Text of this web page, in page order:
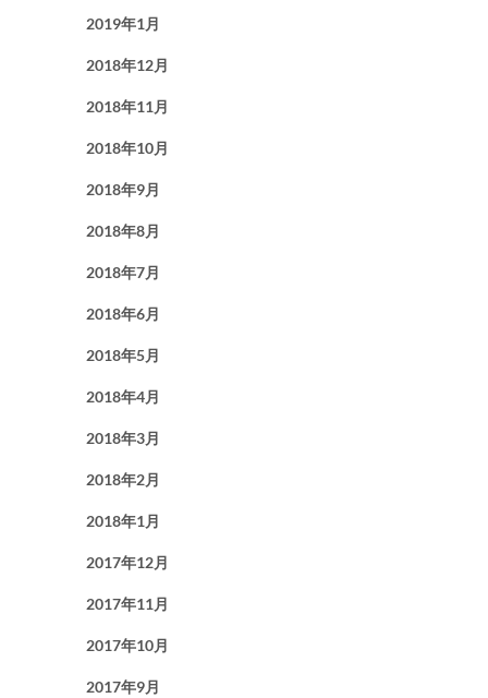
2019年1月
2018年12月
2018年11月
2018年10月
2018年9月
2018年8月
2018年7月
2018年6月
2018年5月
2018年4月
2018年3月
2018年2月
2018年1月
2017年12月
2017年11月
2017年10月
2017年9月